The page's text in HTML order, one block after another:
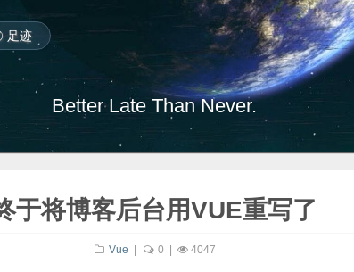
足迹
Better Late Than Never.
于将博客后台用VUE重写了
Vue 0 | 4047